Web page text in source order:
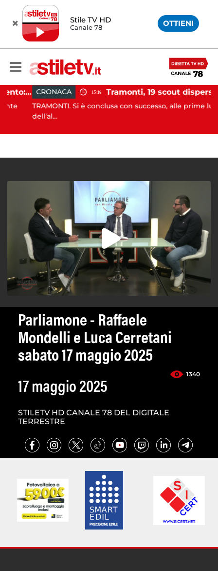
Stile TV HD
Canale 78 OTTIENI
Incidente agricolo nel Cilento: trattore si ribalta, muore 71enne CRONACA 15:14
TRAMONTI. Si è conclusa con successo, alle prime luci
dell’al...
Parliamone - Raffaele
Mondelli e Luca Cerretani
sabato 17 maggio 2025
1340
17 maggio 2025
STILETV HD CANALE 78 DEL DIGITALE
TERRESTRE